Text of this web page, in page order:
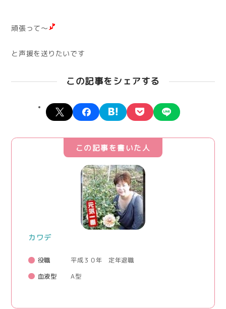
頑張って～
と声援を送りたいです
この記事をシェアする
X facebookhatena pocket
この記事を書いた人
カワデ
役職 平成３０年 定年退職
血液型 A型